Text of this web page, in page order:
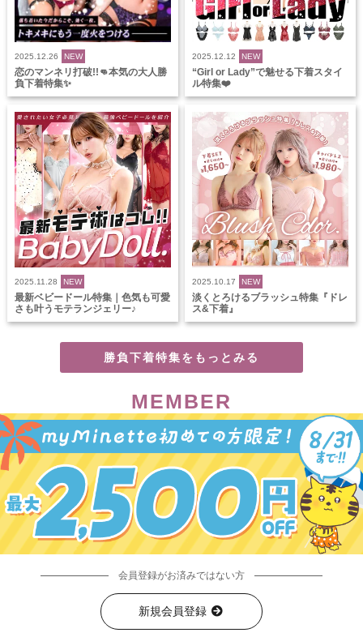
2025.12.26 NEW
恋のマンネリ打破!!👊本気の大人勝
負下着特集✨
2025.12.12 NEW
“Girl or Lady”で魅せる下着スタイ
ル特集❤️
2025.11.28 NEW
最新ベビードール特集｜色気も可愛
さも叶うモテランジェリー♪
2025.10.17 NEW
淡くとろけるブラッシュ特集『ドレ
ス&下着』
勝負下着特集をもっとみる
MEMBER
会員登録がお済みではない方
新規会員登録